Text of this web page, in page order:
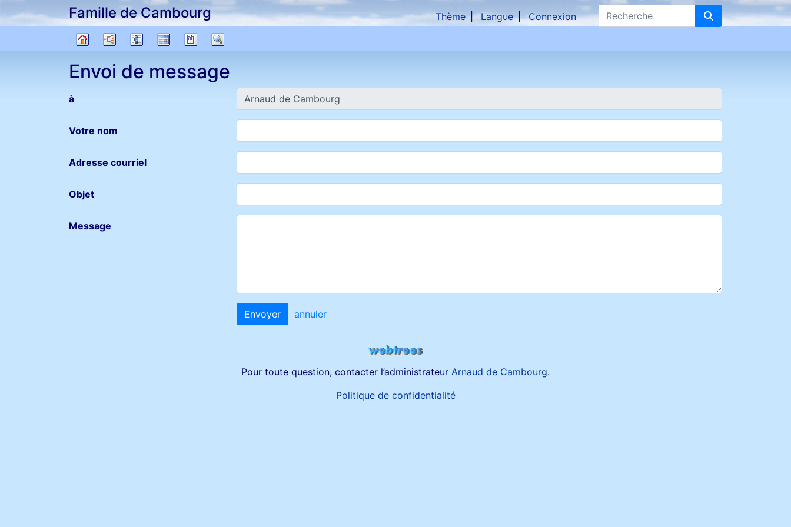
Passer au contenu
Famille de Cambourg Recherche
Thème Langue Connexion
généalogique
Diagrammes
Listes CalendrierRapports
Envoi de message
à
Votre nom
Adresse courriel
Objet
Message
Envoyer annuler
Pour toute question, contacter l’administrateur Arnaud de Cambourg.
Politique de confidentialité